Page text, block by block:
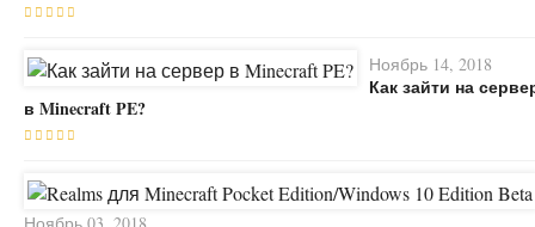
Ноябрь 14, 2018
Как зайти на
в Minecraft PE?